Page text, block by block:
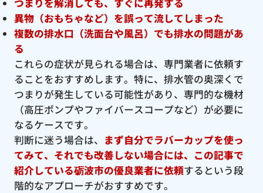
異物（おもちゃなど）を誤って流してしまった
複数の排水口（洗面台や風呂）でも排水の問題があ
る
これらの症状が見られる場合は、専門業者に依頼す
ることをおすすめします。特に、排水管の奥深くで
つまりが発生している可能性があり、専門的な機材
（高圧ポンプやファイバースコープなど）が必要に
なるケースです。
判断に迷う場合は、 まず自分でラバーカップを使っ
てみて、それでも改善しない場合には、この記事で
紹介している砺波市の優良業者に依頼するという段
階的なアプローチがおすすめです。